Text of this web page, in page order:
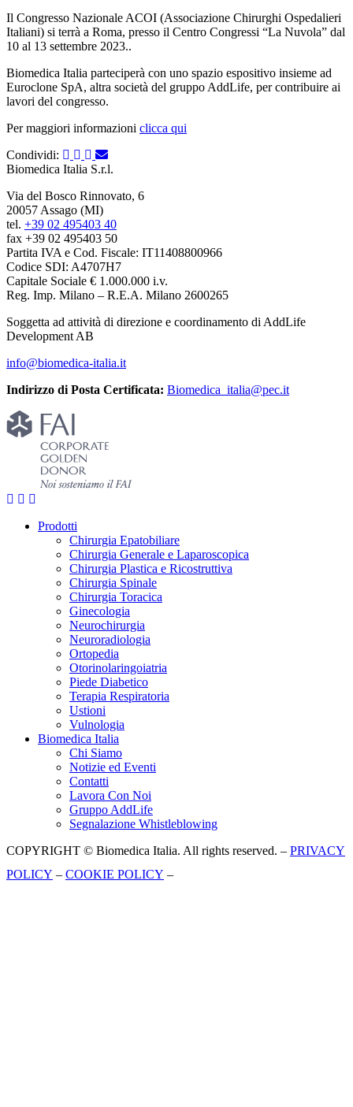
Il Congresso Nazionale ACOI (Associazione Chirurghi Ospedalieri
Italiani) si terrà a Roma, presso il Centro Congressi “La Nuvola” dal
10 al 13 settembre 2023..
Biomedica Italia parteciperà con uno spazio espositivo insieme ad
Euroclone SpA, altra società del gruppo AddLife, per contribuire ai
lavori del congresso.
Per maggiori informazioni clicca qui
Condividi:
Biomedica Italia S.r.l.
Via del Bosco Rinnovato, 6
20057 Assago (MI)
tel. +39 02 495403 40
fax +39 02 495403 50
Partita IVA e Cod. Fiscale: IT11408800966
Codice SDI: A4707H7
Capitale Sociale € 1.000.000 i.v.
Reg. Imp. Milano – R.E.A. Milano 2600265
Soggetta ad attività di direzione e coordinamento di AddLife
Development AB
info@biomedica-italia.it
Indirizzo di Posta Certificata: Biomedica_italia@pec.it
Prodotti
Chirurgia Epatobiliare
Chirurgia Generale e Laparoscopica
Chirurgia Plastica e Ricostruttiva
Chirurgia Spinale
Chirurgia Toracica
Ginecologia
Neurochirurgia
Neuroradiologia
Ortopedia
Otorinolaringoiatria
Piede Diabetico
Terapia Respiratoria
Ustioni
Vulnologia
Biomedica Italia
Chi Siamo
Notizie ed Eventi
Contatti
Lavora Con Noi
Gruppo AddLife
Segnalazione Whistleblowing
COPYRIGHT © Biomedica Italia. All rights reserved. – PRIVACY
POLICY – COOKIE POLICY –